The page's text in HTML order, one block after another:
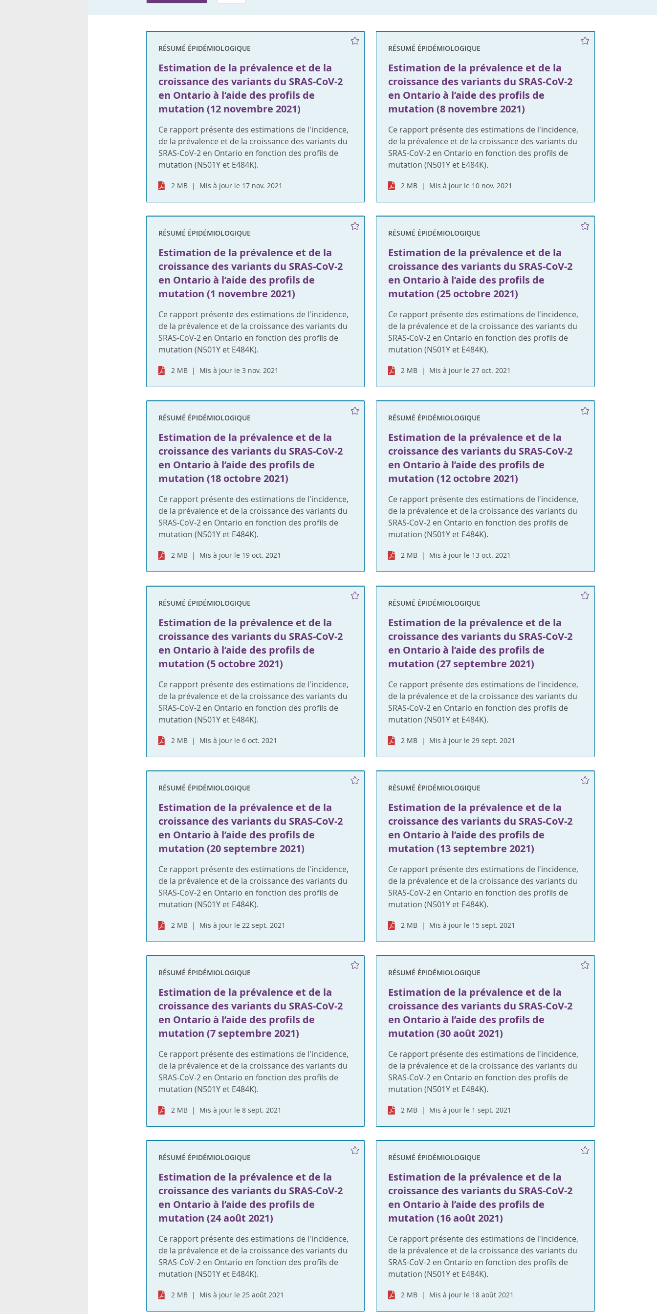
RÉSUMÉ ÉPIDÉMIOLOGIQUE
Estimation de la prévalence et de la
croissance des variants du SRAS-CoV-2
en Ontario à l’aide des profils de
mutation (12 novembre 2021)
Ce rapport présente des estimations de l'incidence,
de la prévalence et de la croissance des variants du
SRAS-CoV-2 en Ontario en fonction des profils de
mutation (N501Y et E484K).
2 MB Mis à jour le 17 nov. 2021
RÉSUMÉ ÉPIDÉMIOLOGIQUE
Estimation de la prévalence et de la
croissance des variants du SRAS-CoV-2
en Ontario à l’aide des profils de
mutation (8 novembre 2021)
Ce rapport présente des estimations de l'incidence,
de la prévalence et de la croissance des variants du
SRAS-CoV-2 en Ontario en fonction des profils de
mutation (N501Y et E484K).
2 MB Mis à jour le 10 nov. 2021
RÉSUMÉ ÉPIDÉMIOLOGIQUE
Estimation de la prévalence et de la
croissance des variants du SRAS-CoV-2
en Ontario à l’aide des profils de
mutation (1 novembre 2021)
Ce rapport présente des estimations de l'incidence,
de la prévalence et de la croissance des variants du
SRAS-CoV-2 en Ontario en fonction des profils de
mutation (N501Y et E484K).
2 MB Mis à jour le 3 nov. 2021
RÉSUMÉ ÉPIDÉMIOLOGIQUE
Estimation de la prévalence et de la
croissance des variants du SRAS-CoV-2
en Ontario à l’aide des profils de
mutation (25 octobre 2021)
Ce rapport présente des estimations de l'incidence,
de la prévalence et de la croissance des variants du
SRAS-CoV-2 en Ontario en fonction des profils de
mutation (N501Y et E484K).
2 MB Mis à jour le 27 oct. 2021
RÉSUMÉ ÉPIDÉMIOLOGIQUE
Estimation de la prévalence et de la
croissance des variants du SRAS-CoV-2
en Ontario à l’aide des profils de
mutation (18 octobre 2021)
Ce rapport présente des estimations de l'incidence,
de la prévalence et de la croissance des variants du
SRAS-CoV-2 en Ontario en fonction des profils de
mutation (N501Y et E484K).
2 MB Mis à jour le 19 oct. 2021
RÉSUMÉ ÉPIDÉMIOLOGIQUE
Estimation de la prévalence et de la
croissance des variants du SRAS-CoV-2
en Ontario à l’aide des profils de
mutation (12 octobre 2021)
Ce rapport présente des estimations de l'incidence,
de la prévalence et de la croissance des variants du
SRAS-CoV-2 en Ontario en fonction des profils de
mutation (N501Y et E484K).
2 MB Mis à jour le 13 oct. 2021
RÉSUMÉ ÉPIDÉMIOLOGIQUE
Estimation de la prévalence et de la
croissance des variants du SRAS-CoV-2
en Ontario à l’aide des profils de
mutation (5 octobre 2021)
Ce rapport présente des estimations de l'incidence,
de la prévalence et de la croissance des variants du
SRAS-CoV-2 en Ontario en fonction des profils de
mutation (N501Y et E484K).
2 MB Mis à jour le 6 oct. 2021
RÉSUMÉ ÉPIDÉMIOLOGIQUE
Estimation de la prévalence et de la
croissance des variants du SRAS-CoV-2
en Ontario à l’aide des profils de
mutation (27 septembre 2021)
Ce rapport présente des estimations de l'incidence,
de la prévalence et de la croissance des variants du
SRAS-CoV-2 en Ontario en fonction des profils de
mutation (N501Y et E484K).
2 MB Mis à jour le 29 sept. 2021
RÉSUMÉ ÉPIDÉMIOLOGIQUE
Estimation de la prévalence et de la
croissance des variants du SRAS-CoV-2
en Ontario à l’aide des profils de
mutation (20 septembre 2021)
Ce rapport présente des estimations de l'incidence,
de la prévalence et de la croissance des variants du
SRAS-CoV-2 en Ontario en fonction des profils de
mutation (N501Y et E484K).
2 MB Mis à jour le 22 sept. 2021
RÉSUMÉ ÉPIDÉMIOLOGIQUE
Estimation de la prévalence et de la
croissance des variants du SRAS-CoV-2
en Ontario à l’aide des profils de
mutation (13 septembre 2021)
Ce rapport présente des estimations de l'incidence,
de la prévalence et de la croissance des variants du
SRAS-CoV-2 en Ontario en fonction des profils de
mutation (N501Y et E484K).
2 MB Mis à jour le 15 sept. 2021
RÉSUMÉ ÉPIDÉMIOLOGIQUE
Estimation de la prévalence et de la
croissance des variants du SRAS-CoV-2
en Ontario à l’aide des profils de
mutation (7 septembre 2021)
Ce rapport présente des estimations de l'incidence,
de la prévalence et de la croissance des variants du
SRAS-CoV-2 en Ontario en fonction des profils de
mutation (N501Y et E484K).
2 MB Mis à jour le 8 sept. 2021
RÉSUMÉ ÉPIDÉMIOLOGIQUE
Estimation de la prévalence et de la
croissance des variants du SRAS-CoV-2
en Ontario à l’aide des profils de
mutation (30 août 2021)
Ce rapport présente des estimations de l'incidence,
de la prévalence et de la croissance des variants du
SRAS-CoV-2 en Ontario en fonction des profils de
mutation (N501Y et E484K).
2 MB Mis à jour le 1 sept. 2021
RÉSUMÉ ÉPIDÉMIOLOGIQUE
Estimation de la prévalence et de la
croissance des variants du SRAS-CoV-2
en Ontario à l’aide des profils de
mutation (24 août 2021)
Ce rapport présente des estimations de l'incidence,
de la prévalence et de la croissance des variants du
SRAS-CoV-2 en Ontario en fonction des profils de
mutation (N501Y et E484K).
2 MB Mis à jour le 25 août 2021
RÉSUMÉ ÉPIDÉMIOLOGIQUE
Estimation de la prévalence et de la
croissance des variants du SRAS-CoV-2
en Ontario à l’aide des profils de
mutation (16 août 2021)
Ce rapport présente des estimations de l'incidence,
de la prévalence et de la croissance des variants du
SRAS-CoV-2 en Ontario en fonction des profils de
mutation (N501Y et E484K).
2 MB Mis à jour le 18 août 2021